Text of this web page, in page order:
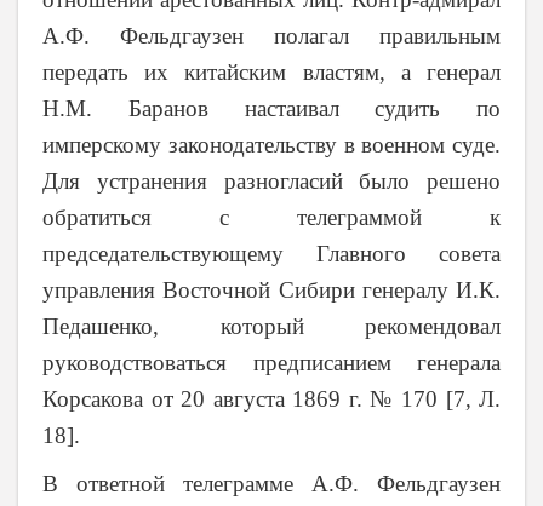
А.Ф. Фельдгаузен полагал правильным
передать их китайским властям, а генерал
Н.М. Баранов настаивал судить по
имперскому законодательству в военном суде.
Для устранения разногласий было решено
обратиться с телеграммой к
председательствующему Главного совета
управления Восточной Сибири генералу И.К.
Педашенко, который рекомендовал
руководствоваться предписанием генерала
Корсакова от 20 августа 1869 г. № 170 [7, Л.
18].
В ответной телеграмме А.Ф. Фельдгаузен